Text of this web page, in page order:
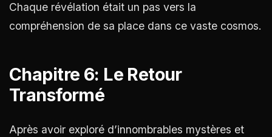
Chaque révélation était un pas vers la
compréhension de sa place dans ce vaste cosmos.
Chapitre 6: Le Retour
Transformé
Après avoir exploré d’innombrables mystères et